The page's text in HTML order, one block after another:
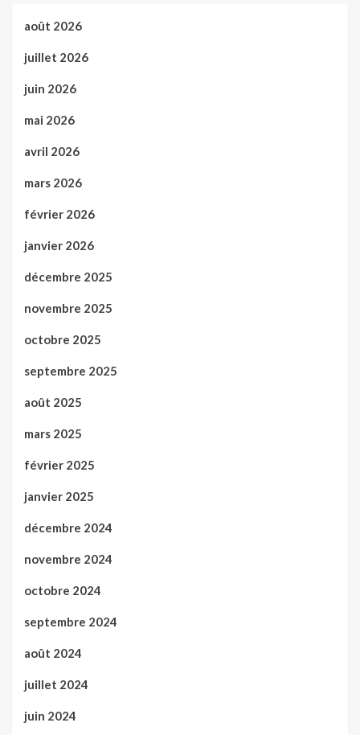
août 2026
juillet 2026
juin 2026
mai 2026
avril 2026
mars 2026
février 2026
janvier 2026
décembre 2025
novembre 2025
octobre 2025
septembre 2025
août 2025
mars 2025
février 2025
janvier 2025
décembre 2024
novembre 2024
octobre 2024
septembre 2024
août 2024
juillet 2024
juin 2024